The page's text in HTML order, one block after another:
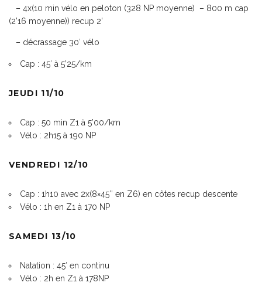
– 4x(10 min vélo en peloton (328 NP moyenne) – 800 m cap
(2’16 moyenne)) recup 2’
– décrassage 30′ vélo
Cap : 45′ à 5’25/km
JEUDI 11/10
Cap : 50 min Z1 à 5’00/km
Vélo : 2h15 à 190 NP
VENDREDI 12/10
Cap : 1h10 avec 2x(8×45″ en Z6) en côtes recup descente
Vélo : 1h en Z1 à 170 NP
SAMEDI 13/10
Natation : 45′ en continu
Vélo : 2h en Z1 à 178NP